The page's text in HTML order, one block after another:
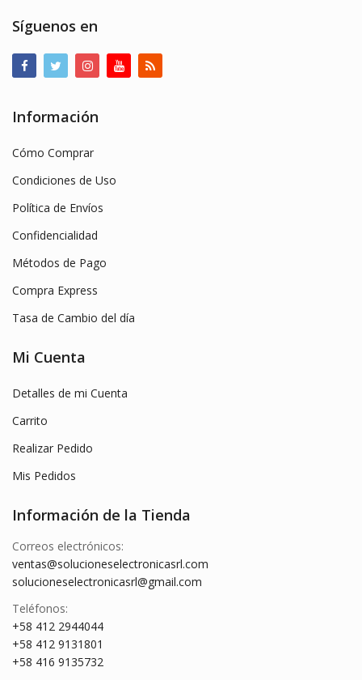
Síguenos en
Información
Cómo Comprar
Condiciones de Uso
Política de Envíos
Confidencialidad
Métodos de Pago
Compra Express
Tasa de Cambio del día
Mi Cuenta
Detalles de mi Cuenta
Carrito
Realizar Pedido
Mis Pedidos
Información de la Tienda
Correos electrónicos:
ventas@solucioneselectronicasrl.com
solucioneselectronicasrl@gmail.com
Teléfonos:
+58 412 2944044
+58 412 9131801
+58 416 9135732